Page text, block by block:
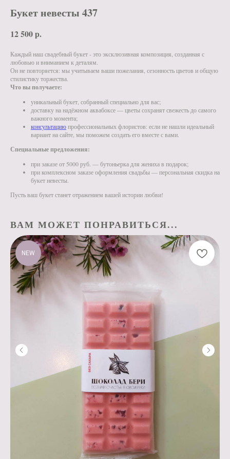
Букет невесты 437
12 500р.
Каждый наш свадебный букет - это эксклюзивная композиция, созданная с
любовью и вниманием к деталям.
Он не повторяется: мы учитываем ваши пожелания, сезонность цветов и общую
стилистику торжества.
Что вы получаете:
уникальный букет, собранный специально для вас;
доставку на надёжном аквабоксе — цветы сохранят свежесть до самого
важного момента;
консультациюпрофессиональных флористов: если не нашли идеальный
вариант на сайте, мы поможем создать его вместе с вами.
Специальные предложения:
при заказе от 5000 руб. — бутоньерка для жениха в подарок;
при комплексном заказе оформления свадьбы — персональная скидка на
букет невесты.
Пусть ваш букет станет отражением вашей истории любви!
ВАМ МОЖЕТ ПОНРАВИТЬСЯ...
NEW